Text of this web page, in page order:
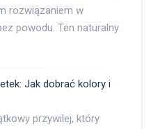
rozwiązaniem w
powodu. Ten naturalny
Jak dobrać kolory i
przywilej, który